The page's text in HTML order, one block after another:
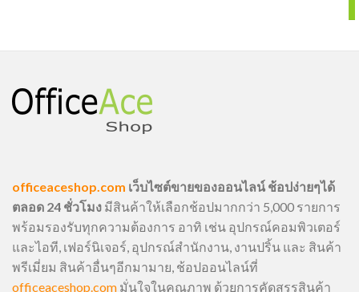
officeaceshop.com เว็บไซต์ขายของออนไลน์ ช้อปง่ายๆได้
ตลอด 24 ชั่วโมง มีสินค้าให้เลือกช้อปมากกว่า 5,000 รายการ
พร้อมรองรับทุกความต้องการ อาทิ เช่น อุปกรณ์คอมพิวเตอร์
และไอที, เฟอร์นิเจอร์, อุปกรณ์สำนักงาน, งานปริ้น และ สินค้า
พรีเมี่ยม สินค้าอื่นๆอีกมามาย, ช้อปออนไลน์ที่
officeaceshop.com มั่นใจในคุณภาพ ด้วยการคัดสรรสินค้า